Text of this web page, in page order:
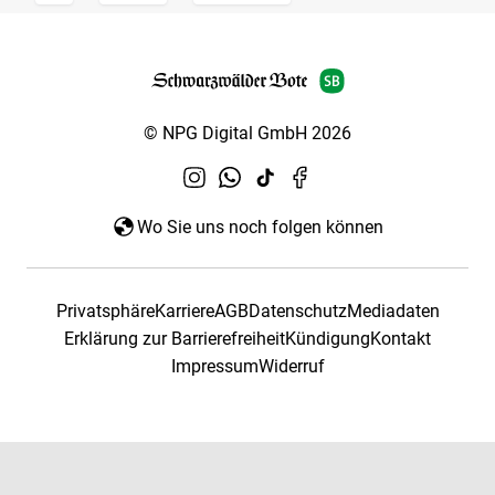
© NPG Digital GmbH 2026
Wo Sie uns noch folgen können
PrivatsphäreKarriereAGBDatenschutzMediadaten
Erklärung zur BarrierefreiheitKündigungKontakt
ImpressumWiderruf